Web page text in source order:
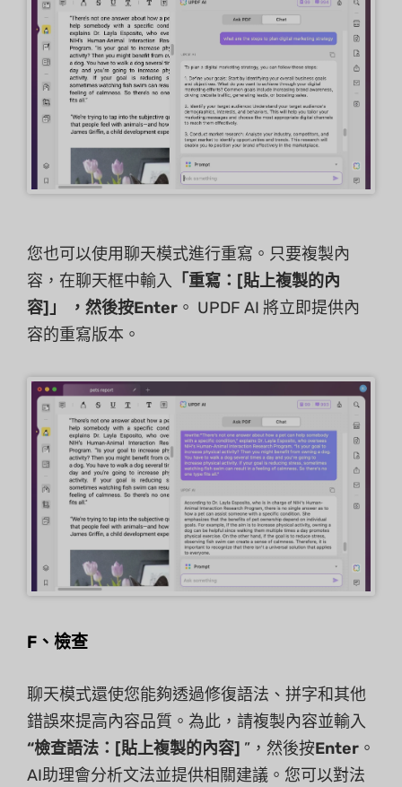
您也可以使用聊天模式進行重寫。只要複製內
容，在聊天框中輸入 「重寫：[貼上複製的內
容]」 ，然後按Enter 。 UPDF AI 將立即提供內
容的重寫版本。
F、檢查
聊天模式還使您能夠透過修復語法、拼字和其他
錯誤來提高內容品質。為此，請複製內容並輸入
“檢查語法：[貼上複製的內容] ”，然後按Enter 。
AI助理會分析文法並提供相關建議。您可以對法